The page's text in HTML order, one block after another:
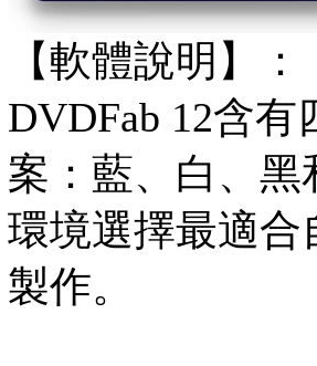
【軟體說明】：
DVDFab 12含
案：藍、白、黑
環境選擇最適合
製作。